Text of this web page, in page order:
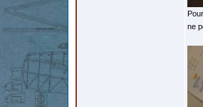
ne